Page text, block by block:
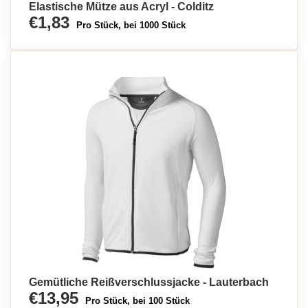
Elastische Mütze aus Acryl - Colditz
€1,83 Pro Stück, bei 1000 Stück
Gemütliche Reißverschlussjacke - Lauterbach
€13,95 Pro Stück, bei 100 Stück